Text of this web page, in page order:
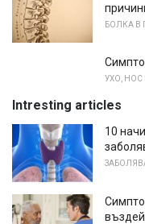
БОЛКА В
УХО, НОС
Intresting articles
10